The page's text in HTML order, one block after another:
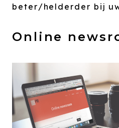
beter/helderder bij
Online